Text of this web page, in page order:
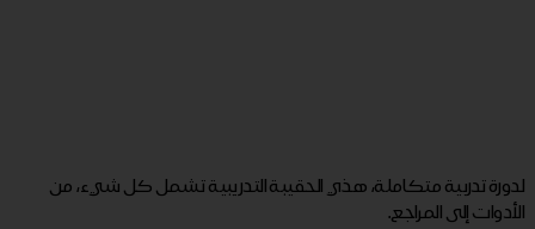
لدورة تدربية متكاملة، هذي الحقيبة التدريبية تشمل كل شيء، من
الأدوات إلى المراجع.